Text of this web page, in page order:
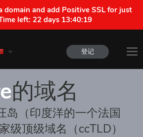
domain and add Positive SSL for just
left: 22 days 13:40:19
登记
的域名
岛（印度洋的一个法国
级顶级域名（ccTLD）